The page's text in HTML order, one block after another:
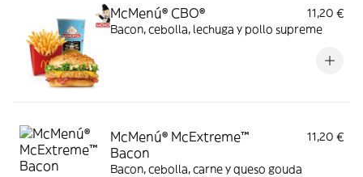
McMenú® CBO®
11,20 €
Bacon, cebolla, lechuga y pollo supreme
McMenú® McExtreme™
Bacon
11,20 €
Bacon, cebolla, carne y queso gouda